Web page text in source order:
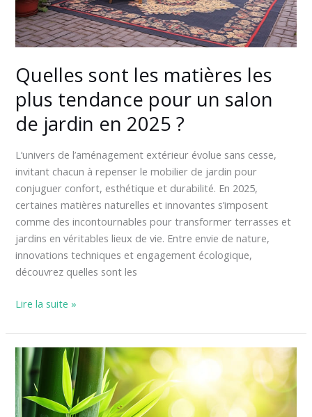
Quelles sont les matières les
plus tendance pour un salon
de jardin en 2025 ?
L’univers de l’aménagement extérieur évolue sans cesse,
invitant chacun à repenser le mobilier de jardin pour
conjuguer confort, esthétique et durabilité. En 2025,
certaines matières naturelles et innovantes s’imposent
comme des incontournables pour transformer terrasses et
jardins en véritables lieux de vie. Entre envie de nature,
innovations techniques et engagement écologique,
découvrez quelles sont les
salon
de
jardin
en
2025
?
Lire la suite »
Pourquoi
planter
du
bambou